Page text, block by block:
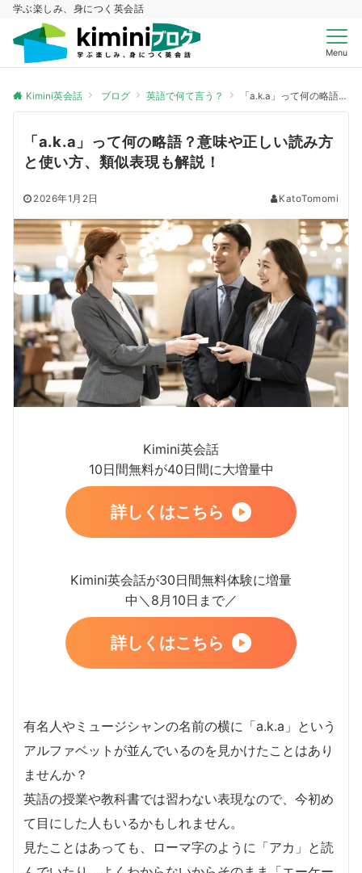
学ぶ楽しみ、身につく英会話
Menu
Kimini英会話 ブログ 英語で何て言う？ 「a.k.a」って何の略語？意味や正しい読み方と使い方、類似表現も解説！
「a.k.a」って何の略語？意味や正しい読み方
と使い方、類似表現も解説！
2026年1月2日 KatoTomomi
Kimini英会話
10日間無料が40日間に大増量中
詳しくはこちら
Kimini英会話が30日間無料体験に増量
中＼8月10日まで／
詳しくはこちら
有名人やミュージシャンの名前の横に「a.k.a」という
アルファベットが並んでいるのを見かけたことはあり
ませんか？
英語の授業や教科書では習わない表現なので、今初め
て目にした人もいるかもしれません。
見たことはあっても、ローマ字のように「アカ」と読